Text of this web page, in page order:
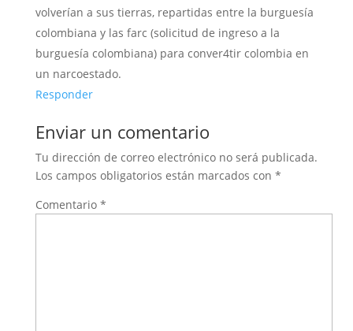
volverían a sus tierras, repartidas entre la burguesía
colombiana y las farc (solicitud de ingreso a la
burguesía colombiana) para conver4tir colombia en
un narcoestado.
Responder
Enviar un comentario
Tu dirección de correo electrónico no será publicada.
Los campos obligatorios están marcados con *
Comentario *